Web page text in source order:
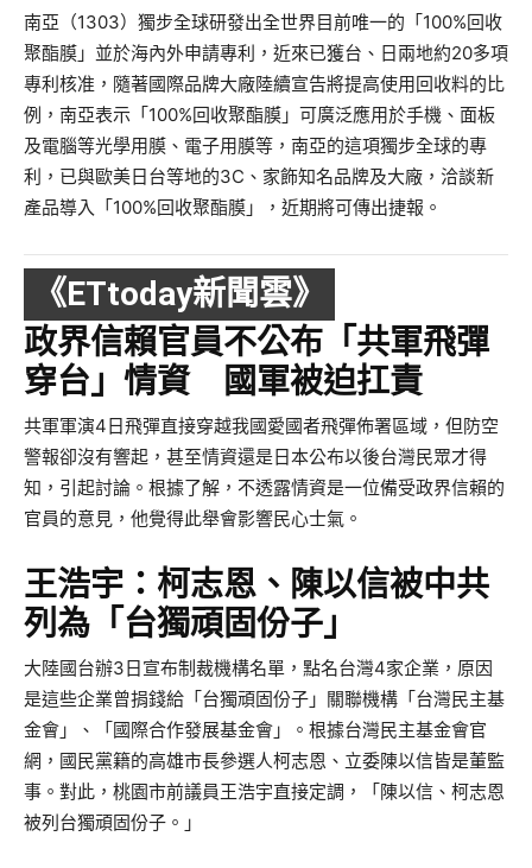
南亞（1303）獨步全球研發出全世界目前唯一的「100%回收
聚酯膜」並於海內外申請專利，近來已獲台、日兩地約20多項
專利核准，隨著國際品牌大廠陸續宣告將提高使用回收料的比
例，南亞表示「100%回收聚酯膜」可廣泛應用於手機、面板
及電腦等光學用膜、電子用膜等，南亞的這項獨步全球的專
利，已與歐美日台等地的3C、家飾知名品牌及大廠，洽談新
產品導入「100%回收聚酯膜」，近期將可傳出捷報。
《ETtoday新聞雲》
政界信賴官員不公布「共軍飛彈
穿台」情資 國軍被迫扛責
共軍軍演4日飛彈直接穿越我國愛國者飛彈佈署區域，但防空
警報卻沒有響起，甚至情資還是日本公布以後台灣民眾才得
知，引起討論。根據了解，不透露情資是一位備受政界信賴的
官員的意見，他覺得此舉會影響民心士氣。
王浩宇：柯志恩、陳以信被中共
列為「台獨頑固份子」
大陸國台辦3日宣布制裁機構名單，點名台灣4家企業，原因
是這些企業曾捐錢給「台獨頑固份子」關聯機構「台灣民主基
金會」、「國際合作發展基金會」。根據台灣民主基金會官
網，國民黨籍的高雄市長參選人柯志恩、立委陳以信皆是董監
事。對此，桃園市前議員王浩宇直接定調，「陳以信、柯志恩
被列台獨頑固份子。」